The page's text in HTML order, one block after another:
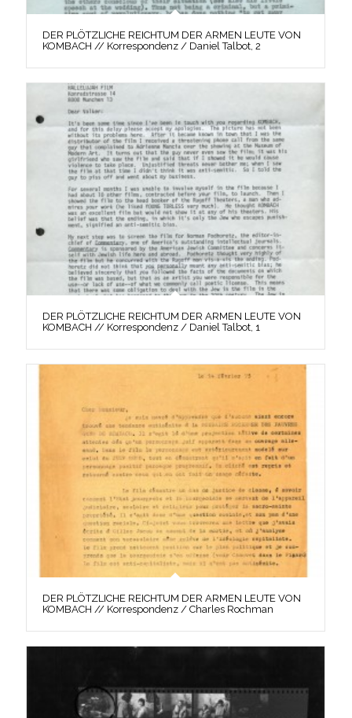
DER PLÖTZLICHE REICHTUM DER ARMEN LEUTE VON
KOMBACH // Korrespondenz / Daniel Talbot, 2
DER PLÖTZLICHE REICHTUM DER ARMEN LEUTE VON
KOMBACH // Korrespondenz / Daniel Talbot, 1
DER PLÖTZLICHE REICHTUM DER ARMEN LEUTE VON
KOMBACH // Korrespondenz / Charles Rochman